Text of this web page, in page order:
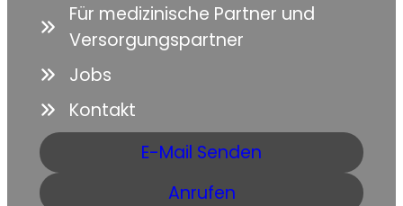
Für medizinische Partner und
Versorgungspartner
Jobs
Kontakt
E-Mail Senden
Anrufen